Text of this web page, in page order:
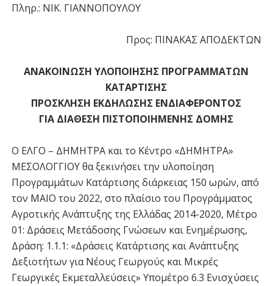
Πληρ.: ΝΙΚ. ΓΙΑΝΝΟΠΟΥΛΟΥ
Προς: ΠΙΝΑΚΑΣ ΑΠΟΔΕΚΤΩΝ
ΑΝΑΚΟΙΝΩΣΗ ΥΛΟΠΟΙΗΣΗΣ ΠΡΟΓΡΑΜΜΑΤΩΝ
ΚΑΤΑΡΤΙΣΗΣ
ΠΡΟΣΚΛΗΣΗ ΕΚΔΗΛΩΣΗΣ ΕΝΔΙΑΦΕΡΟΝΤΟΣ
ΓΙΑ ΔΙΑΘΕΣΗ ΠΙΣΤΟΠΟΙΗΜΕΝΗΣ ΔΟΜΗΣ
Ο ΕΛΓΟ – ΔΗΜΗΤΡΑ και το Κέντρο «ΔΗΜΗΤΡΑ»
ΜΕΣΟΛΟΓΓΙΟΥ θα ξεκινήσει την υλοποίηση
Προγραμμάτων Κατάρτισης διάρκειας 150 ωρών, από
τον MAIO του 2022, στο πλαίσιο του Προγράμματος
Αγροτικής Ανάπτυξης της Ελλάδας 2014-2020, Μέτρο
01: Δράσεις Μετάδοσης Γνώσεων και Ενημέρωσης,
Δράση: 1.1.1: «Δράσεις Κατάρτισης και Ανάπτυξης
Δεξιοτήτων για Νέους Γεωργούς και Μικρές
Γεωργικές Εκμεταλλεύσεις» Υπομέτρο 6.3 Ενισχύσεις